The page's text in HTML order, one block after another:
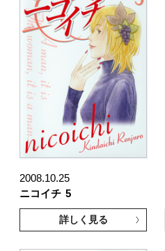
2008.10.25
ニコイチ 5
詳しく見る